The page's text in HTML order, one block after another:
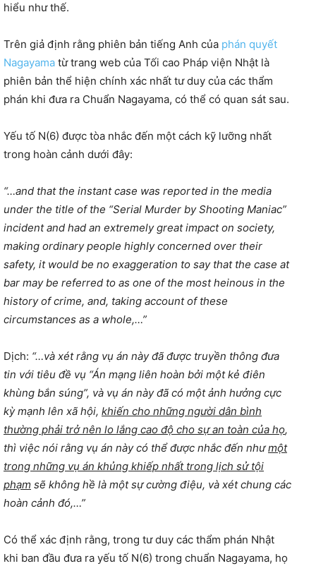
hiểu như thế.
Trên giả định rằng phiên bản tiếng Anh của phán quyết
Nagayama từ trang web của Tối cao Pháp viện Nhật là
phiên bản thể hiện chính xác nhất tư duy của các thẩm
phán khi đưa ra Chuẩn Nagayama, có thể có quan sát sau.
Yếu tố N(6) được tòa nhắc đến một cách kỹ lưỡng nhất
trong hoàn cảnh dưới đây:
“…and that the instant case was reported in the media
under the title of the “Serial Murder by Shooting Maniac”
incident and had an extremely great impact on society,
making ordinary people highly concerned over their
safety, it would be no exaggeration to say that the case at
bar may be referred to as one of the most heinous in the
history of crime, and, taking account of these
circumstances as a whole,…”
Dịch: “…và xét rằng vụ án này đã được truyền thông đưa
tin với tiêu đề vụ “Án mạng liên hoàn bởi một kẻ điên
khùng bắn súng”, và vụ án này đã có một ảnh hưởng cực
kỳ mạnh lên xã hội, khiến cho những người dân bình
thường phải trở nên lo lắng cao độ cho sự an toàn của họ,
thì việc nói rằng vụ án này có thể được nhắc đến nhưmột
trong những vụ án khủng khiếp nhất trong lịch sử tội
phạm sẽ không hề là một sự cường điệu, và xét chung các
hoàn cảnh đó,…”
Có thể xác định rằng, trong tư duy các thẩm phán Nhật
khi ban đầu đưa ra yếu tố N(6) trong chuẩn Nagayama, họ